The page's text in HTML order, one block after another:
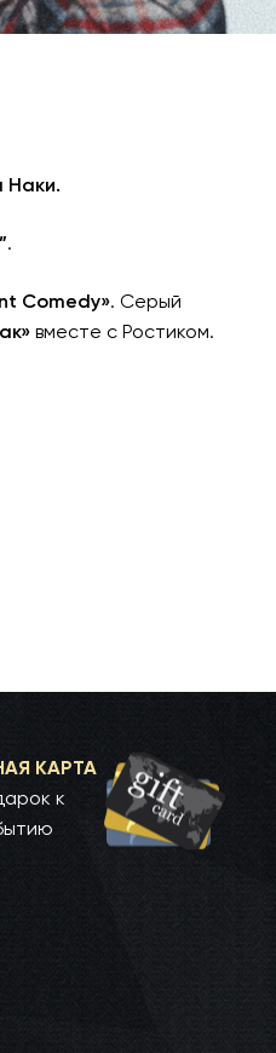
Наки.
.
Comedy». Серый
вместе с Ростиком.
КАРТА
к